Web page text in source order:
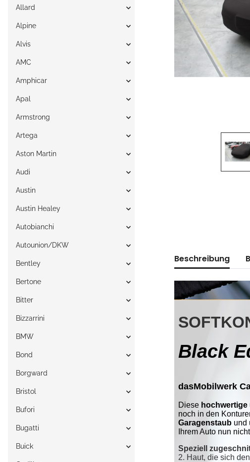
Beschreibung
Allard
Alpine
Alvis
AMC
Amphicar
Apal
Armstrong
Artega
Aston Martin
Audi
Austin
Austin Healey
Autobianchi
Autounion/DKW
Bentley
Bertone
Bitter
Bizzarrini
BMW
Bond
Borgward
Bristol
Bufori
Bugatti
Buick